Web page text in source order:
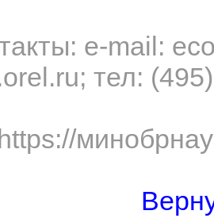
e-mail:
orel.ru; тел: